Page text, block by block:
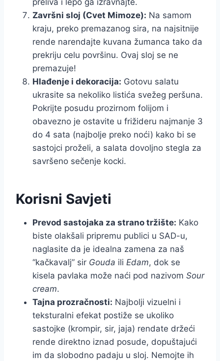
preliva i lepo ga izravnajte.
Završni sloj (Cvet Mimoze): Na samom
kraju, preko premazanog sira, na najsitnije
rende narendajte kuvana žumanca tako da
prekriju celu površinu. Ovaj sloj se ne
premazuje!
Hlađenje i dekoracija: Gotovu salatu
ukrasite sa nekoliko listića svežeg peršuna.
Pokrijte posudu prozirnom folijom i
obavezno je ostavite u frižideru najmanje 3
do 4 sata (najbolje preko noći) kako bi se
sastojci proželi, a salata dovoljno stegla za
savršeno sečenje kocki.
Korisni Savjeti
Prevod sastojaka za strano tržište: Kako
biste olakšali pripremu publici u SAD-u,
naglasite da je idealna zamena za naš
“kačkavalj” sir Gouda ili Edam, dok se
kisela pavlaka može naći pod nazivom Sour
cream.
Tajna prozračnosti: Najbolji vizuelni i
teksturalni efekat postiže se ukoliko
sastojke (krompir, sir, jaja) rendate držeći
rende direktno iznad posude, dopuštajući
im da slobodno padaju u sloj. Nemojte ih